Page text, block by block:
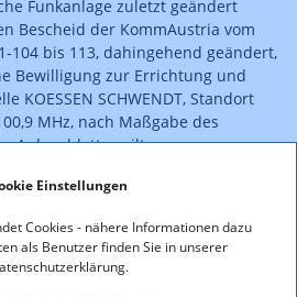
Einstellungen
Cookies - nähere Informationen dazu
als Benutzer finden Sie in unserer
Funkanlage zuletzt geändert
Bescheid der KommAustria vom
104 bis 113, dahingehend geändert,
Bewilligung zur Errichtung und
KOESSEN SCHWENDT, Standort
MHz, nach Maßgabe des
Anlageblattes gilt.